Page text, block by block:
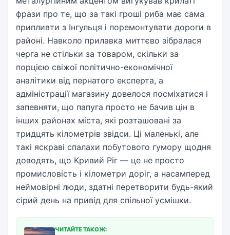
фрази про те, що за такі гроші риба має сама
припливти з Інгульця і поремонтувати дороги в
районі. Навколо прилавка миттєво зібралася
черга не стільки за товаром, скільки за
порцією свіжої політично-економічної
аналітики від пернатого експерта, а
адміністрації магазину довелося посміхатися і
запевняти, що папуга просто не бачив цін в
інших районах міста, які розташовані за
тридцять кілометрів звідси. Ці маленькі, але
такі яскраві спалахи побутового гумору щодня
доводять, що Кривий Ріг — це не просто
промисловість і кілометри доріг, а насамперед
неймовірні люди, здатні перетворити будь-який
сірий день на привід для спільної усмішки.
ЧИТАЙТЕ ТАКОЖ: